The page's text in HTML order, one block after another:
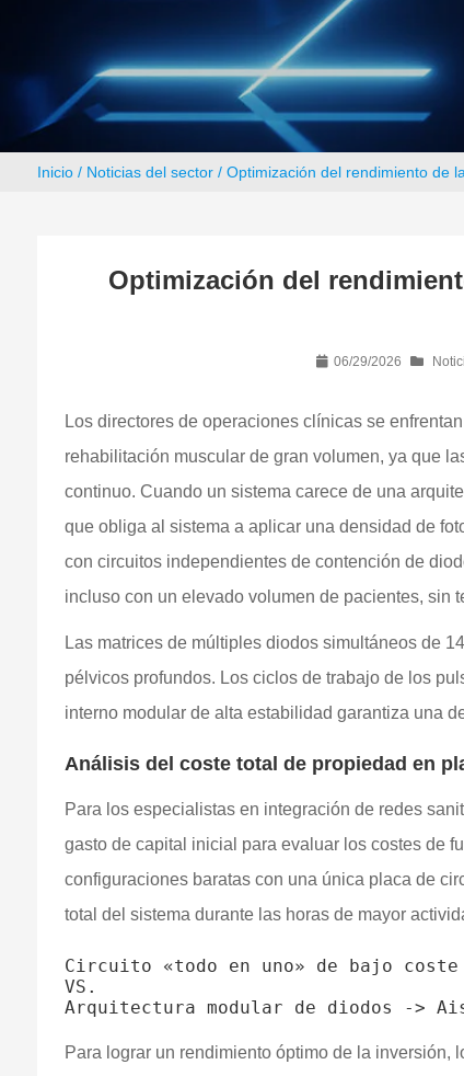
Inicio/ Noticias del sector/ Optimización del rendimiento de
Optimización del
06/29/2026
Los directores de operaciones clínicas se
rehabilitación muscular de gran volumen, ya que
continuo. Cuando un sistema carece de una
que obliga al sistema a aplicar una densidad de
con circuitos independientes de contención de
incluso con un elevado volumen de pacientes, sin
Las matrices de múltiples diodos simultáneos de
pélvicos profundos. Los ciclos de trabajo de los
interno modular de alta estabilidad garantiza una
Análisis del coste total de propiedad en
Para los especialistas en integración de redes
gasto de capital inicial para evaluar los costes de
configuraciones baratas con una única placa de
total del sistema durante las horas de mayor
Circuito «todo en uno» de bajo
VS.
Para lograr un rendimiento óptimo de la